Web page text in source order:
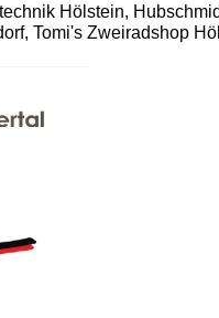
Hölstein,
Tomi's Zweiradshop